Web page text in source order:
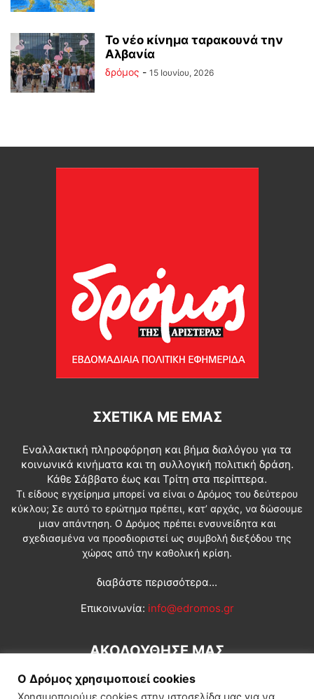
Το νέο κίνημα ταρακουνά την
Αλβανία
δρόμος - 15 Ιουνίου, 2026
ΣΧΕΤΙΚΆ ΜΕ ΕΜΆΣ
Εναλλακτική πληροφόρηση και βήμα διαλόγου για τα
κοινωνικά κινήματα και τη συλλογική πολιτική δράση.
Κάθε Σάββατο έως και Τρίτη στα περίπτερα.
Τι είδους εγχείρημα μπορεί να είναι ο Δρόμος του δεύτερου
κύκλου; Σε αυτό το ερώτημα πρέπει, κατ’ αρχάς, να δώσουμε
μιαν απάντηση. Ο Δρόμος πρέπει ενσυνείδητα και
σχεδιασμένα να προσδιοριστεί ως συμβολή διεξόδου της
χώρας από την καθολική κρίση.
διαβάστε περισσότερα...
Επικοινωνία: info@edromos.gr
ΑΚΟΛΟΥΘΗΣΕ ΜΑΣ
Ο Δρόμος χρησιμοποιεί cookies